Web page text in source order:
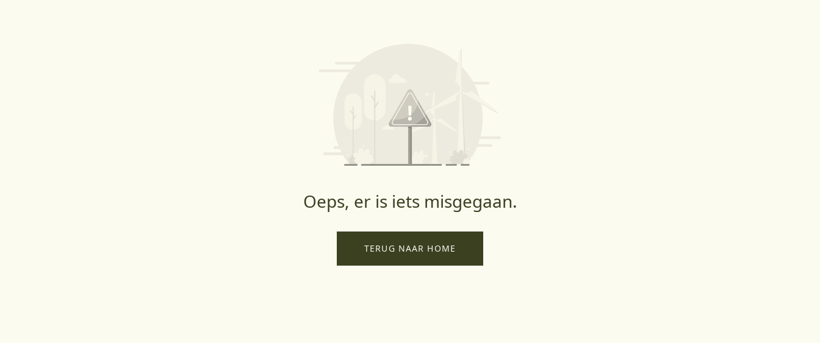
Oeps, er is iets misgegaan.
TERUG NAAR HOME